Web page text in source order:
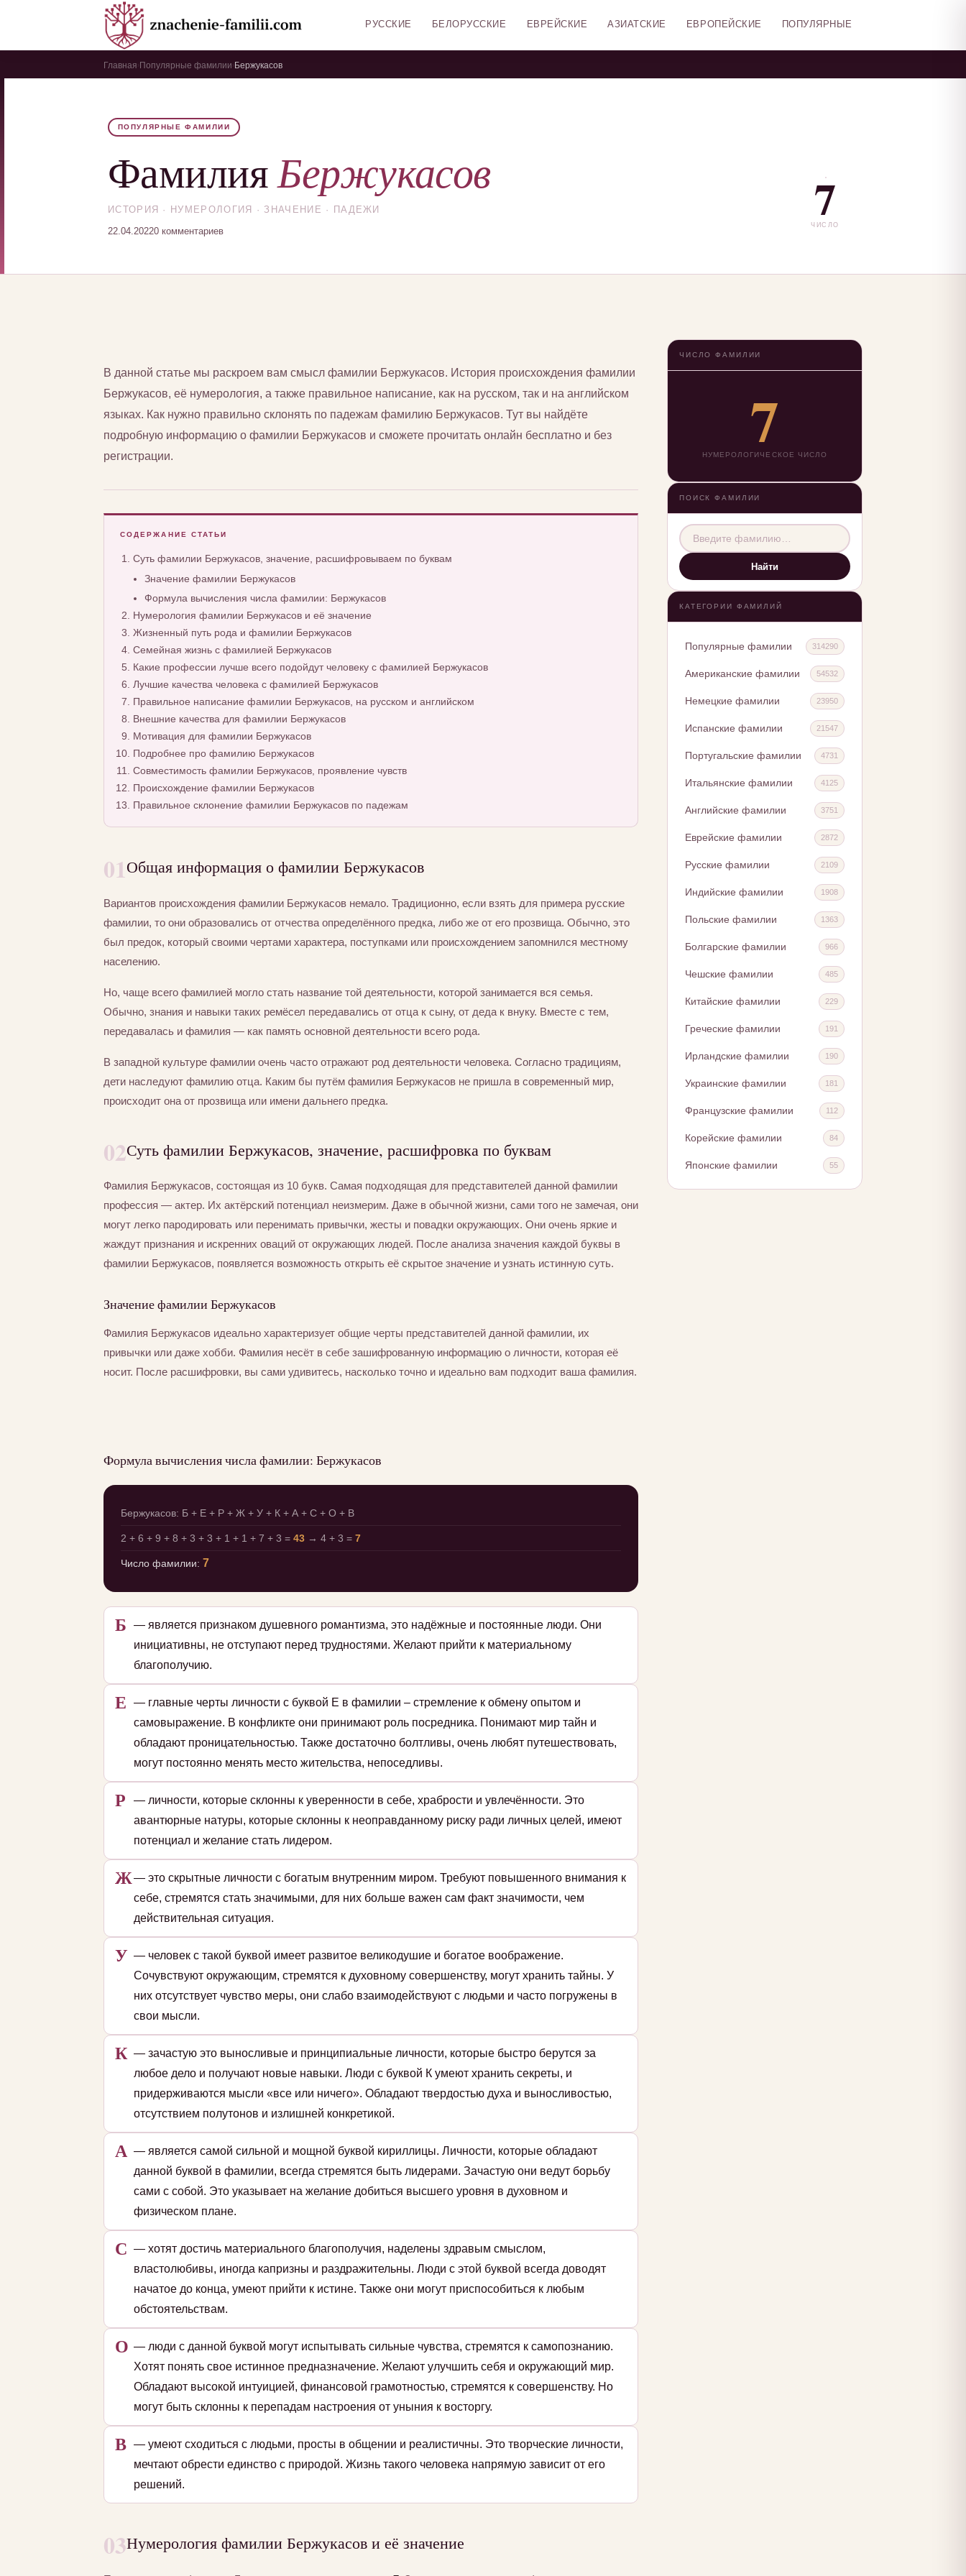
РУССКИЕ БЕЛОРУССКИЕ ЕВРЕЙСКИЕ АЗИАТСКИЕ ЕВРОПЕЙСКИЕ ПОПУЛЯРНЫЕ
Главная Популярные фамилии Бержукасов
ПОПУЛЯРНЫЕ ФАМИЛИИ
ФамилияБержукасов
ИСТОРИЯ · НУМЕРОЛОГИЯ · ЗНАЧЕНИЕ · ПАДЕЖИ
22.04.20220 комментариев
7
ЧИСЛО
В данной статье мы раскроем вам смысл фамилии Бержукасов. История происхождения фамилии
Бержукасов, её нумерология, а также правильное написание, как на русском, так и на английском
языках. Как нужно правильно склонять по падежам фамилию Бержукасов. Тут вы найдёте
подробную информацию о фамилии Бержукасов и сможете прочитать онлайн бесплатно и без
регистрации.
СОДЕРЖАНИЕ СТАТЬИ
Суть фамилии Бержукасов, значение, расшифровываем по буквам
Значение фамилии Бержукасов
Формула вычисления числа фамилии: Бержукасов
Нумерология фамилии Бержукасов и её значение
Жизненный путь рода и фамилии Бержукасов
Семейная жизнь с фамилией Бержукасов
Какие профессии лучше всего подойдут человеку с фамилией Бержукасов
Лучшие качества человека с фамилией Бержукасов
Правильное написание фамилии Бержукасов, на русском и английском
Внешние качества для фамилии Бержукасов
Мотивация для фамилии Бержукасов
Подробнее про фамилию Бержукасов
Совместимость фамилии Бержукасов, проявление чувств
Происхождение фамилии Бержукасов
Правильное склонение фамилии Бержукасов по падежам
01Общая информация о фамилии Бержукасов
Вариантов происхождения фамилии Бержукасов немало. Традиционно, если взять для примера русские
фамилии, то они образовались от отчества определённого предка, либо же от его прозвища. Обычно, это
был предок, который своими чертами характера, поступками или происхождением запомнился местному
населению.
Но, чаще всего фамилией могло стать название той деятельности, которой занимается вся семья.
Обычно, знания и навыки таких ремёсел передавались от отца к сыну, от деда к внуку. Вместе с тем,
передавалась и фамилия — как память основной деятельности всего рода.
В западной культуре фамилии очень часто отражают род деятельности человека. Согласно традициям,
дети наследуют фамилию отца. Каким бы путём фамилия Бержукасов не пришла в современный мир,
происходит она от прозвища или имени дальнего предка.
02Суть фамилии Бержукасов, значение, расшифровка по буквам
Фамилия Бержукасов, состоящая из 10 букв. Самая подходящая для представителей данной фамилии
профессия — актер. Их актёрский потенциал неизмерим. Даже в обычной жизни, сами того не замечая, они
могут легко пародировать или перенимать привычки, жесты и повадки окружающих. Они очень яркие и
жаждут признания и искренних оваций от окружающих людей. После анализа значения каждой буквы в
фамилии Бержукасов, появляется возможность открыть её скрытое значение и узнать истинную суть.
Значение фамилии Бержукасов
Фамилия Бержукасов идеально характеризует общие черты представителей данной фамилии, их
привычки или даже хобби. Фамилия несёт в себе зашифрованную информацию о личности, которая её
носит. После расшифровки, вы сами удивитесь, насколько точно и идеально вам подходит ваша фамилия.
Формула вычисления числа фамилии: Бержукасов
Бержукасов: Б + Е + Р + Ж + У + К + А + С + О + В
2 + 6 + 9 + 8 + 3 + 3 + 1 + 1 + 7 + 3 = 43 → 4 + 3 = 7
Число фамилии: 7
Б
— является признаком душевного романтизма, это надёжные и постоянные люди. Они
инициативны, не отступают перед трудностями. Желают прийти к материальному
благополучию.
Е
— главные черты личности с буквой Е в фамилии – стремление к обмену опытом и
самовыражение. В конфликте они принимают роль посредника. Понимают мир тайн и
обладают проницательностью. Также достаточно болтливы, очень любят путешествовать,
могут постоянно менять место жительства, непоседливы.
Р
— личности, которые склонны к уверенности в себе, храбрости и увлечённости. Это
авантюрные натуры, которые склонны к неоправданному риску ради личных целей, имеют
потенциал и желание стать лидером.
Ж— это скрытные личности с богатым внутренним миром. Требуют повышенного внимания к
себе, стремятся стать значимыми, для них больше важен сам факт значимости, чем
действительная ситуация.
У — человек с такой буквой имеет развитое великодушие и богатое воображение.
Сочувствуют окружающим, стремятся к духовному совершенству, могут хранить тайны. У
них отсутствует чувство меры, они слабо взаимодействуют с людьми и часто погружены в
свои мысли.
К — зачастую это выносливые и принципиальные личности, которые быстро берутся за
любое дело и получают новые навыки. Люди с буквой К умеют хранить секреты, и
придерживаются мысли «все или ничего». Обладают твердостью духа и выносливостью,
отсутствием полутонов и излишней конкретикой.
А — является самой сильной и мощной буквой кириллицы. Личности, которые обладают
данной буквой в фамилии, всегда стремятся быть лидерами. Зачастую они ведут борьбу
сами с собой. Это указывает на желание добиться высшего уровня в духовном и
физическом плане.
С — хотят достичь материального благополучия, наделены здравым смыслом,
властолюбивы, иногда капризны и раздражительны. Люди с этой буквой всегда доводят
начатое до конца, умеют прийти к истине. Также они могут приспособиться к любым
обстоятельствам.
О — люди с данной буквой могут испытывать сильные чувства, стремятся к самопознанию.
Хотят понять свое истинное предназначение. Желают улучшить себя и окружающий мир.
Обладают высокой интуицией, финансовой грамотностью, стремятся к совершенству. Но
могут быть склонны к перепадам настроения от уныния к восторгу.
В — умеют сходиться с людьми, просты в общении и реалистичны. Это творческие личности,
мечтают обрести единство с природой. Жизнь такого человека напрямую зависит от его
решений.
03Нумерология фамилии Бержукасов и её значение
ЧИСЛО ФАМИЛИИ
7
НУМЕРОЛОГИЧЕСКОЕ ЧИСЛО
ПОИСК ФАМИЛИИ
Найти
КАТЕГОРИИ ФАМИЛИЙ
Популярные фамилии 314290
Американские фамилии 54532
Немецкие фамилии 23950
Испанские фамилии 21547
Португальские фамилии 4731
Итальянские фамилии 4125
Английские фамилии 3751
Еврейские фамилии 2872
Русские фамилии 2109
Индийские фамилии 1908
Польские фамилии 1363
Болгарские фамилии 966
Чешские фамилии 485
Китайские фамилии 229
Греческие фамилии 191
Ирландские фамилии 190
Украинские фамилии 181
Французские фамилии 112
Корейские фамилии 84
Японские фамилии 55